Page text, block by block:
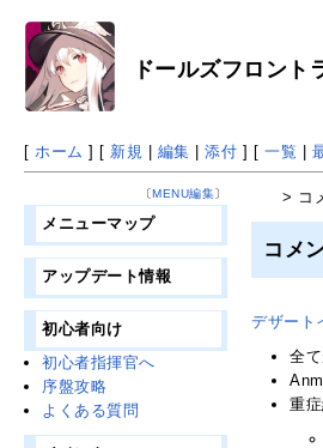
ドールズフロン
[ ホーム ] [ 新規 編集 |添付 ] [一覧
> コ
コメ
デザート
全
重
〔MENU編集〕
メニューマップ
アップデート情報
初心者向け
初心者指揮官へ
序盤攻略
よくある質問